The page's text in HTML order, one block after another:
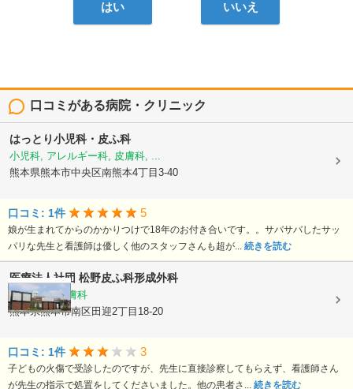
はい いいえ
口コミがある病院・クリニック
はっとり小児科・皮ふ科
小児科, アレルギー科, 皮膚科, ...
熊本県熊本市中央区南熊本4丁目3-40
口コミ: 1件 5
娘が生まれてからのかかりつけで18年のお付き合いです。。サバサバしたサッ
パリな先生と看護師は優しく他のスタッフさんも超が... 続きを読む
医療法人社団 松野皮ふ科形成外科
形成外科, 皮膚科
熊本県熊本市南区田迎2丁目18-20
口コミ: 1件 3
子どもの火傷で受診したのですが、先生に直接診察してもらえず、看護師さん
が先生の指示で処置をしてくださいました。他の患者さ... 続きを読む